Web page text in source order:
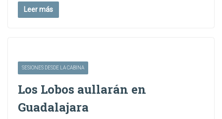
Leer más
SESIONES DESDE LA CABINA
Los Lobos aullarán en
Guadalajara